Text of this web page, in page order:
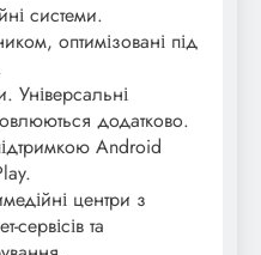
системи.
оптимізовані під
Універсальні
додатково.
Android
центри з
сервісів та